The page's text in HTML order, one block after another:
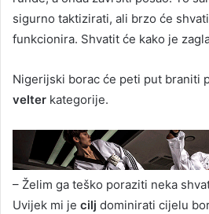
sigurno taktizirati, ali brzo će
funkcionira. Shvatit će kako je
Nigerijski borac će peti put braniti
velter kategorije.
– Želim ga teško poraziti neka
Uvijek mi je cilj dominirati cijelu